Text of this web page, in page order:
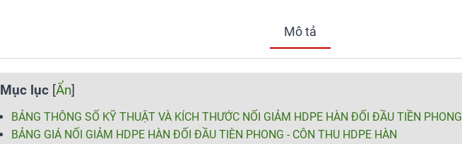
Mô tả
Mục lục [Ẩn]
BẢNG THÔNG SỐ KỸ THUẬT VÀ KÍCH THƯỚC NỐI GIẢM HDPE HÀN ĐỐI ĐẦU TIỀN PHONG
BẢNG GIÁ NỐI GIẢM HDPE HÀN ĐỐI ĐẦU TIÈN PHONG - CÔN THU HDPE HÀN